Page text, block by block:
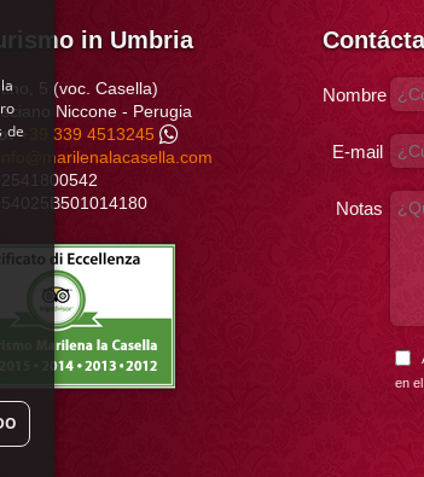
in Umbria
5 (voc. Casella)
Niccone - Perugia
+39 339 4513245
Nombre
E-mail
Notas
en
de